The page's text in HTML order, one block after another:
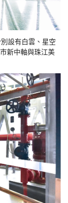
設有白雲、星空
新中軸與珠江美